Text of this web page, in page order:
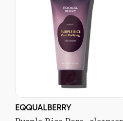
EQQUALBERRY